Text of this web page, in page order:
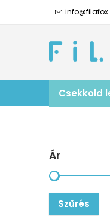
Csekkold
Ár
Szűrés